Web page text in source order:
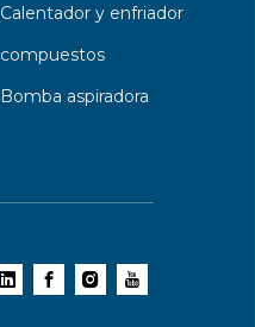
Calentador y enfriador
compuestos
Bomba aspiradora